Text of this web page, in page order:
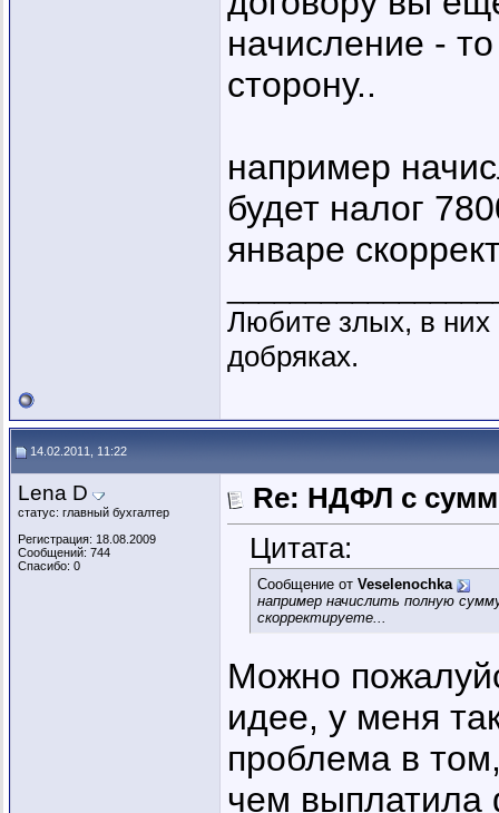
начисление -
сторону..
например
будет налог
январе
Любите злых, в
добряках.
14.02.2011, 11:22
Lena D
статус: главный бухгалтер
Регистрация: 18.08.2009
Сообщений: 744
Спасибо: 0
Re: НДФЛ с
Цитата:
Сообщение от Veselenochka
например начислить полную
скорректируете...
Можно
идее, у меня
проблема в
чем выплатила